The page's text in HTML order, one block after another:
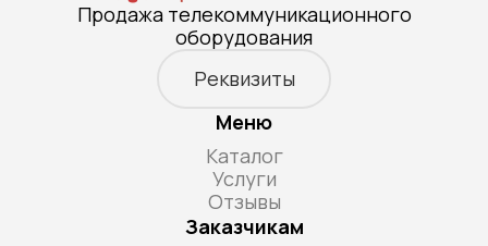
Продажа телекоммуникационного
оборудования
Реквизиты
Меню
Каталог
Услуги
Отзывы
Заказчикам